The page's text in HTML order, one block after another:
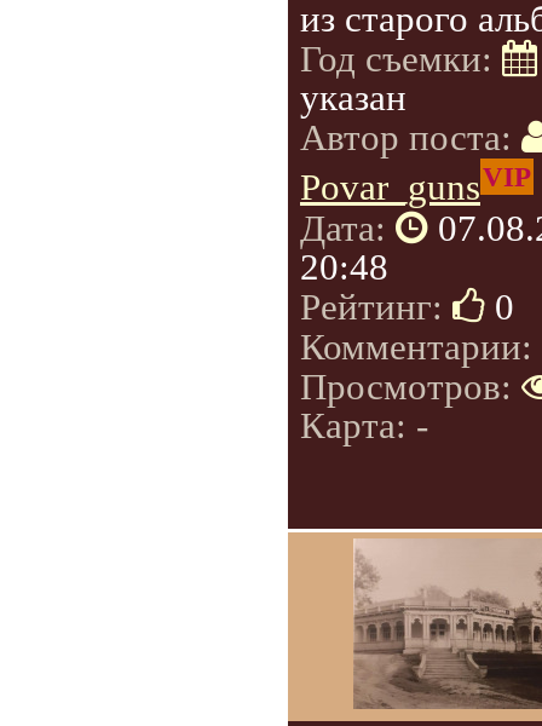
из старого
Год съемки:
указан
Автор поста:
Povar_gunsVIP
Дата:
20:48
Рейтинг:
0
Комментарии:
Просмотров:
Карта: -